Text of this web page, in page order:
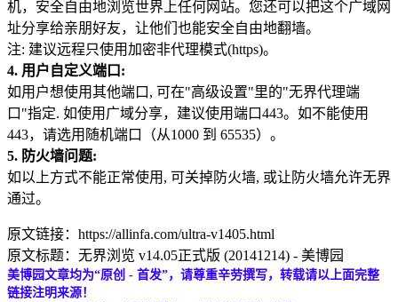
机，安全自由地浏览世界上任何网站。您还可以把这个广域网
址分享给亲朋好友，让他们也能安全自由地翻墙。
注: 建议远程只使用加密非代理模式(https)。
4. 用户自定义端口:
如用户想使用其他端口, 可在"高级设置"里的"无界代理端
口"指定. 如使用广域分享，建议使用端口443。如不能使用
443，请选用随机端口（从1000 到 65535）。
5. 防火墙问题:
如以上方式不能正常使用, 可关掉防火墙, 或让防火墙允许无界
通过。
原文链接：https://allinfa.com/ultra-v1405.html
原文标题：无界浏览 v14.05正式版 (20141214) - 美博园
美博园文章均为“原创 - 首发”，请尊重辛劳撰写，转载请以上面完整
链接注明来源！